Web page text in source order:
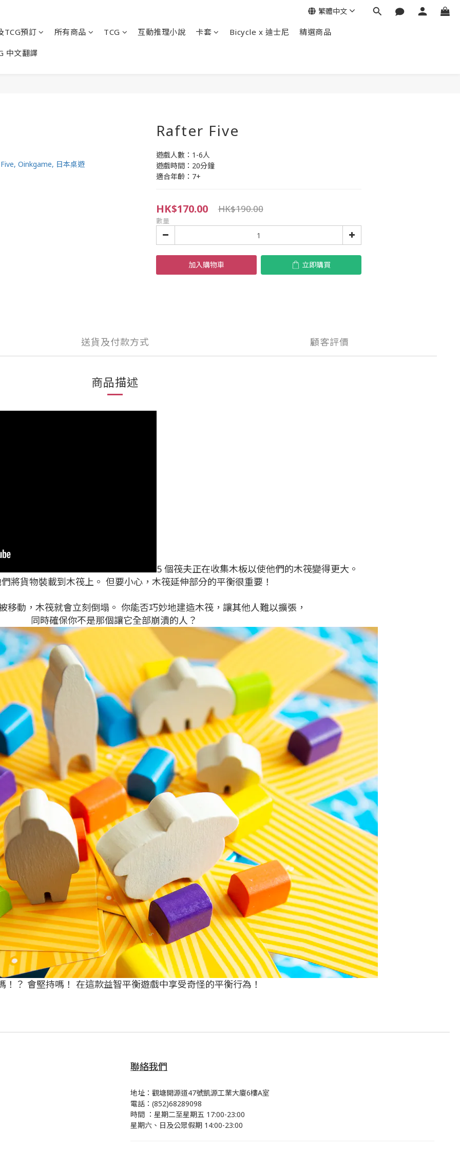
TCG預訂 所有商品 TCG 互動推理小說 卡套 Bicycle x 迪士尼 精選商品
中文翻譯
繁體中文
Rafter Five
遊戲人數：1-6人
遊戲時間：20分鐘
適合年齡：7+
HK$170.00 HK$190.00
數量
加入購物車 立即購買
送貨及付款方式 顧客評價
商品描述
5 個筏夫正在收集木板以使他們的木筏變得更大。
將貨物裝載到木筏上。 但要小心，木筏延伸部分的平衡很重要！
移動，木筏就會立刻倒塌。 你能否巧妙地建造木筏，讓其他人難以擴張，
同時確保你不是那個讓它全部崩潰的人？
！？ 會堅持嗎！ 在這款益智平衡遊戲中享受奇怪的平衡行為！
聯絡我們
地址：觀塘開源道47號凱源工業大廈6樓A室
電話：(852)68289098
時間 ：星期二至星期五 17:00-23:00
星期六、日及公眾假期 14:00-23:00